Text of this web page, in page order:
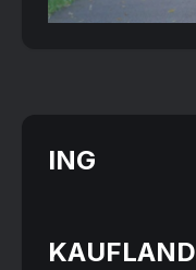
ING
KAUFLAND